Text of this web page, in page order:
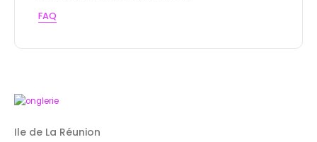
FAQ
Ile de La Réunion